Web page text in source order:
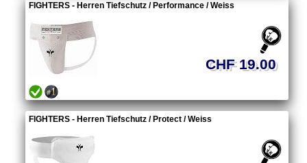
FIGHTERS - Herren Tiefschutz / Performance / Weiss
CHF 19.00
FIGHTERS - Herren Tiefschutz / Protect / Weiss